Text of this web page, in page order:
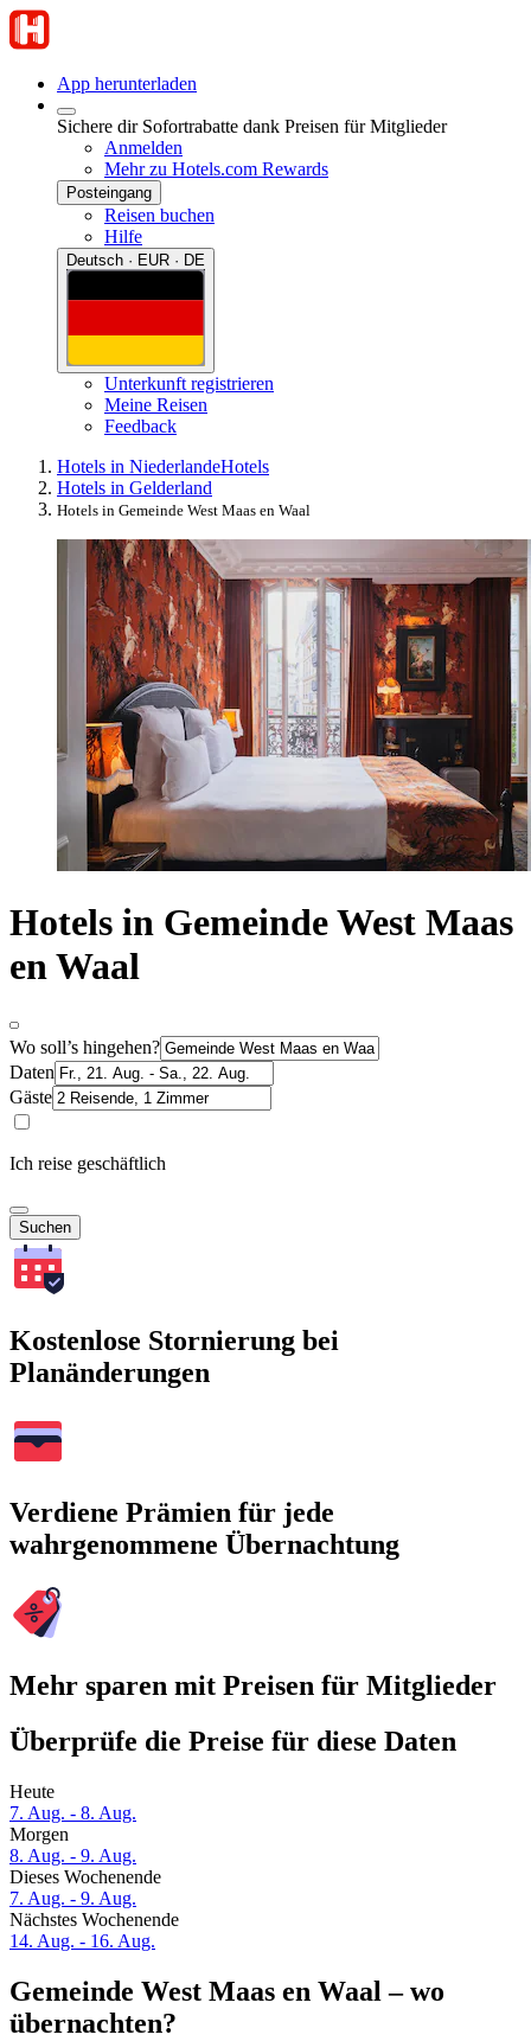
App herunterladen
Sichere dir Sofortrabatte dank Preisen für Mitglieder
Anmelden
Mehr zu Hotels.com Rewards
Posteingang
Reisen buchen
Hilfe
Deutsch · EUR · DE
Unterkunft registrieren
Meine Reisen
Feedback
Hotels in NiederlandeHotels
Hotels in Gelderland
Hotels in Gemeinde West Maas en Waal
Hotels in Gemeinde West Maas
en Waal
Wo soll’s hingehen?
Daten
Gäste
Ich reise geschäftlich
Suchen
Kostenlose Stornierung bei
Planänderungen
Verdiene Prämien für jede
wahrgenommene Übernachtung
Mehr sparen mit Preisen für Mitglieder
Überprüfe die Preise für diese Daten
Heute
7. Aug. - 8. Aug.
Morgen
8. Aug. - 9. Aug.
Dieses Wochenende
7. Aug. - 9. Aug.
Nächstes Wochenende
14. Aug. - 16. Aug.
Gemeinde West Maas en Waal – wo
übernachten?